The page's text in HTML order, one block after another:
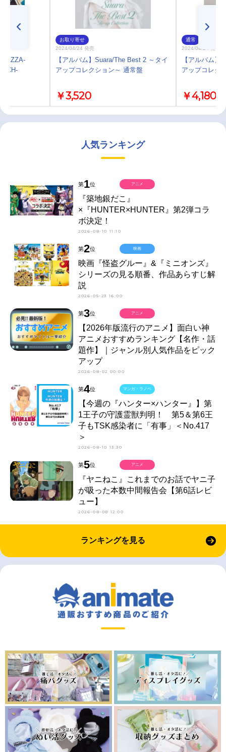
お取り寄せ
2024/04/24 発売
【アルバム】Suara/The Best 2 ～タイ
アップコレクション～ 通常盤
￥3,520
通常
2024/04/24 発売
【アルバム】
アップコレク
￥4,180
人気ランキング
第1位
『築地銀だこ』
×『HUNTER×HUNTER』第2弾コラ
ボ決定！
2026-08-10 11:10
アニメ
第2位
映画『怪盗グルー』&『ミニオンズ』
シリーズの見る順番、作品あらすじ解
説
2026-05-23 16:00
映画
第3位
【2026年版流行のアニメ】面白い神
アニメおすすめランキング【名作・話
題作】｜ジャンル別人気作品をピック
アップ
2026-08-02 00:00
アニメ
第4位
【今週の『ハンター×ハンター』】第
1王子の守護霊獣判明！ 第5＆第6王
子もTSK感染者に「有事」＜No.417
＞
2026-08-10 13:30
マンガ・ラノベ
第5位
『ヤニねこ』これまでのお話でヤニ子
が吸った本数中間報告会【第6話レビ
ュー】
2026-08-08 12:00
アニメ
ランキングを見る